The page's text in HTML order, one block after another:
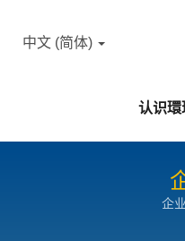
认识環
中文 (简体)
企